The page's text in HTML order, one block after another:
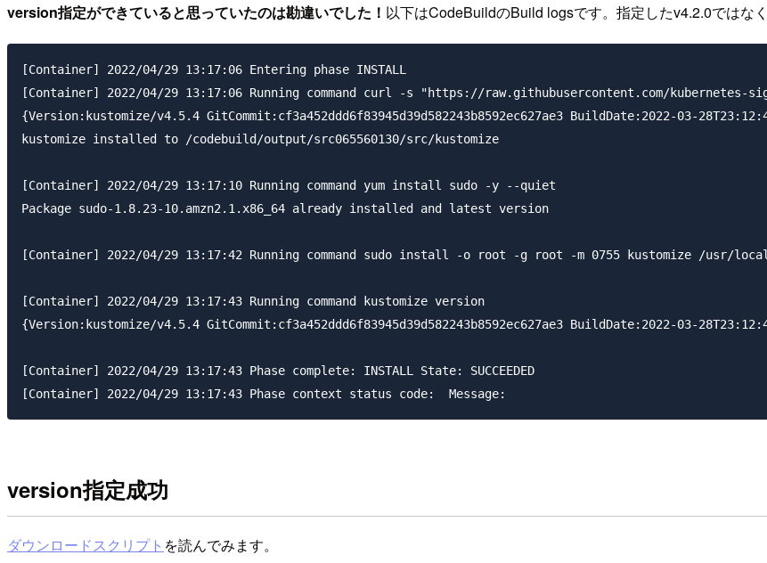
version指定ができていると思っていたのは勘違いでした！ 以下はCodeBuildのBuild logsです。指定したv4.2.0ではな
[Container] 2022/04/29 13:17:06 Entering phase INSTALL
[Container] 2022/04/29 13:17:06 Running command curl -s "https://raw.githubusercontent.com/kubernetes-
{Version:kustomize/v4.5.4 GitCommit:cf3a452ddd6f83945d39d582243b8592ec627ae3 BuildDate:2022-03-
kustomize installed to /codebuild/output/src065560130/src/kustomize
[Container] 2022/04/29 13:17:10 Running command yum install sudo -y --quiet
Package sudo-1.8.23-10.amzn2.1.x86_64 already installed and latest version
[Container] 2022/04/29 13:17:42 Running command sudo install -o root -g root -m 0755 kustomize /usr/
[Container] 2022/04/29 13:17:43 Running command kustomize version
{Version:kustomize/v4.5.4 GitCommit:cf3a452ddd6f83945d39d582243b8592ec627ae3 BuildDate:2022-03-
[Container] 2022/04/29 13:17:43 Phase complete: INSTALL State: SUCCEEDED
version指定成功
ダウンロードスクリプト を読んでみます。